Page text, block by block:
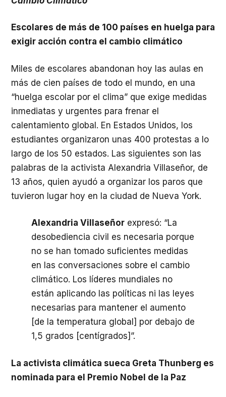
Escolares de más de 100 países en huelga para
exigir acción contra el cambio climático
Miles de escolares abandonan hoy las aulas en
más de cien países de todo el mundo, en una
“huelga escolar por el clima” que exige medidas
inmediatas y urgentes para frenar el
calentamiento global. En Estados Unidos, los
estudiantes organizaron unas 400 protestas a lo
largo de los 50 estados. Las siguientes son las
palabras de la activista Alexandria Villaseñor, de
13 años, quien ayudó a organizar los paros que
tuvieron lugar hoy en la ciudad de Nueva York.
Alexandria Villaseñor expresó: “La
desobediencia civil es necesaria porque
no se han tomado suficientes medidas
en las conversaciones sobre el cambio
climático. Los líderes mundiales no
están aplicando las políticas ni las leyes
necesarias para mantener el aumento
[de la temperatura global] por debajo de
1,5 grados [centígrados]”.
La activista climática sueca Greta Thunberg es
nominada para el Premio Nobel de la Paz